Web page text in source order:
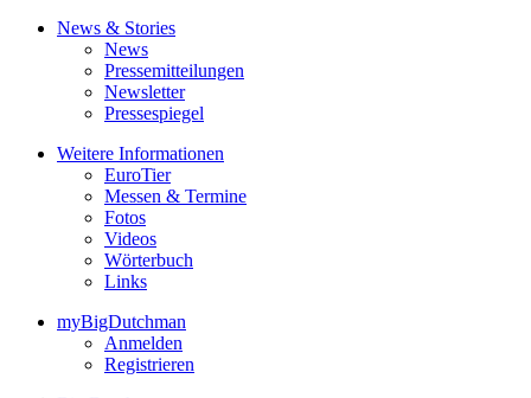
News & Stories
News
Pressemitteilungen
Newsletter
Pressespiegel
Weitere Informationen
EuroTier
Messen & Termine
Fotos
Videos
Wörterbuch
Links
myBigDutchman
Anmelden
Registrieren